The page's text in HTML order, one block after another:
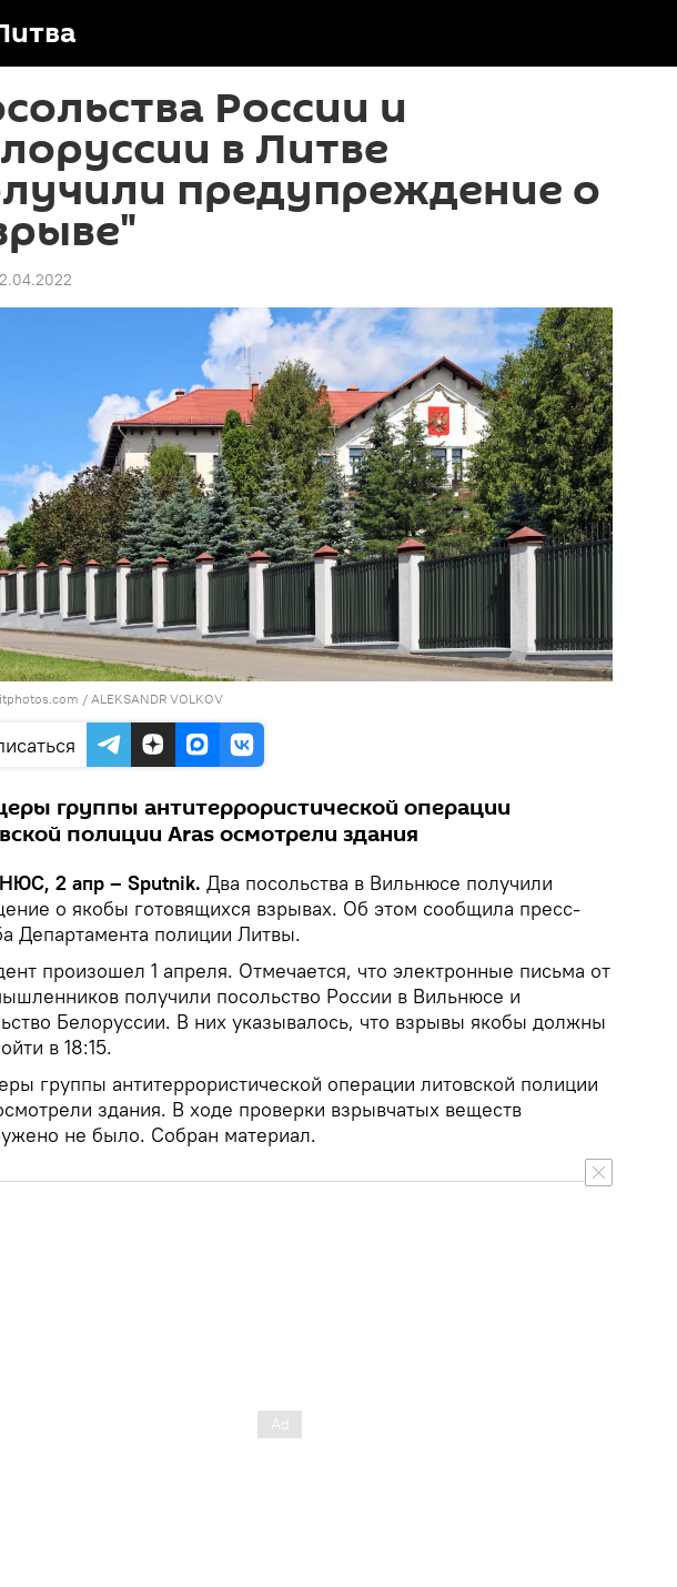
России и
в Литве
предупреждение о
/ALEKSANDR VOLKOV
группы антитеррористической операции
полиции Aras осмотрели здания
2 апр – Sputnik. Два посольства в Вильнюсе получили
о якобы готовящихся взрывах. Об этом сообщила пресс-
Департамента полиции Литвы.
произошел 1 апреля. Отмечается, что электронные письма от
получили посольство России в Вильнюсе и
Белоруссии. В них указывалось, что взрывы якобы должны
в 18:15.
группы антитеррористической операции литовской полиции
здания. В ходе проверки взрывчатых веществ
не было. Собран материал.